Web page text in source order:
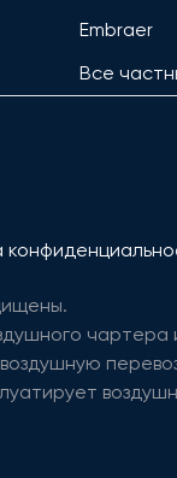
Embraer
Все